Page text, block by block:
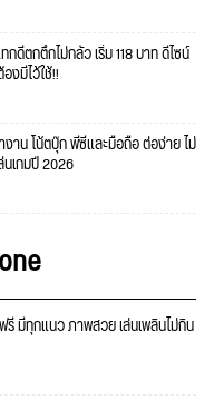
กดีตกตึกไม่กลัว เริ่ม 118 บาท ดีไซน์
งมีไว้ใช้!!
าน โน้ตบุ๊ก พีซีและมือถือ ต่อง่าย ไม่
นเกมปี 2026
ฟรี มีทุกแนว ภาพสวย เล่นเพลินไม่กิน